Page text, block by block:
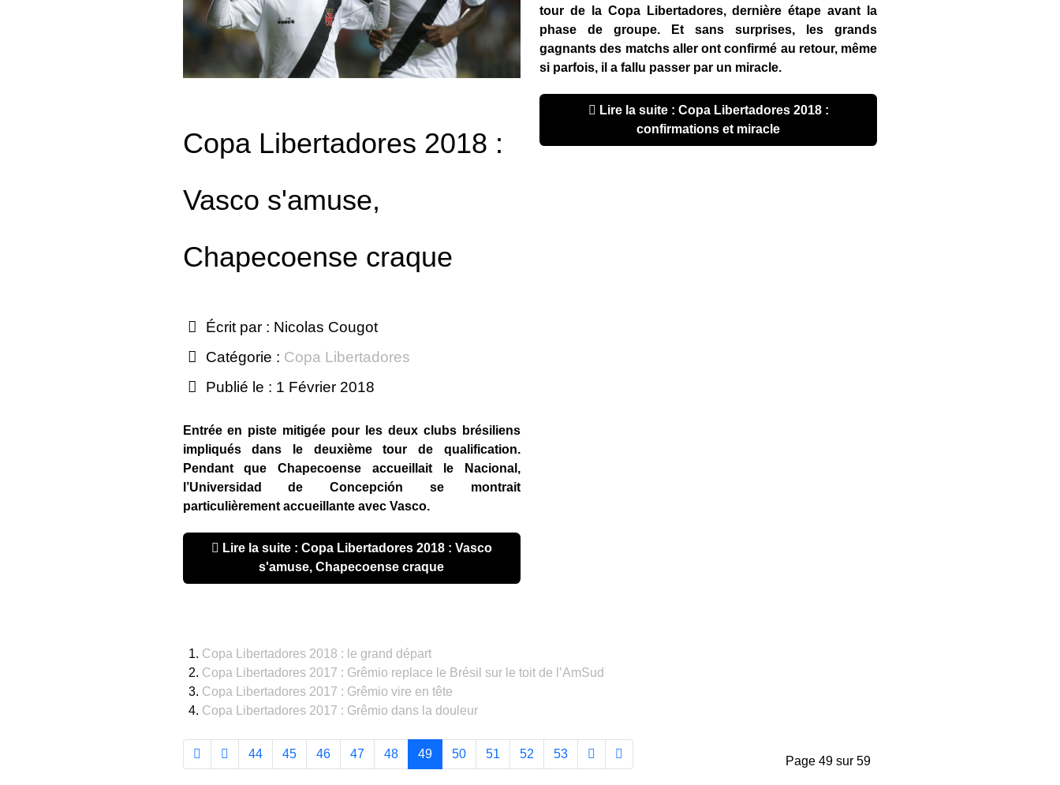
Copa Libertadores 2018 :
Vasco s'amuse,
Chapecoense craque
Écrit par : Nicolas Cougot
Catégorie : Copa Libertadores
Publié le : 1 Février 2018
Entrée en piste mitigée pour les deux clubs brésiliens
impliqués dans le deuxième tour de qualification.
Pendant que Chapecoense accueillait le Nacional,
l’Universidad de Concepción se montrait
particulièrement accueillante avec Vasco.
s'amuse, Chapecoense craque
tour de la Copa Libertadores, dernière étape avant la
phase de groupe. Et sans surprises, les grands
gagnants des matchs aller ont confirmé au retour, même
si parfois, il a fallu passer par un miracle.
confirmations et miracle
Copa Libertadores 2018 : le grand départ
Copa Libertadores 2017 : Grêmio replace le Brésil sur le toit de l’AmSud
Copa Libertadores 2017 : Grêmio vire en tête
Copa Libertadores 2017 : Grêmio dans la douleur
Page 49 sur 59
44 45 46 47 48 49 50 51 52 53